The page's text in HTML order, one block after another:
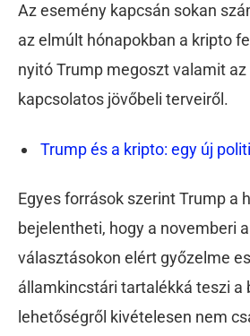
Az esemény kapcsán sokan
az elmúlt hónapokban a kripto
nyitó Trump megoszt valamit az
kapcsolatos jövőbeli terveiről.
Trump és a kripto: egy új
Egyes források szerint Trump a
bejelentheti, hogy a novemberi
választásokon elért győzelme
államkincstári tartalékká teszi a
lehetőségről kivételesen nem